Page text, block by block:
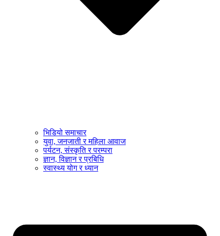
भिडियो समाचार
युवा, जनजाती र महिला आवाज
पर्यटन, संस्कृति र परम्परा
ज्ञान, विज्ञान र प्रबिधि
स्वास्थ्य योग र ध्यान